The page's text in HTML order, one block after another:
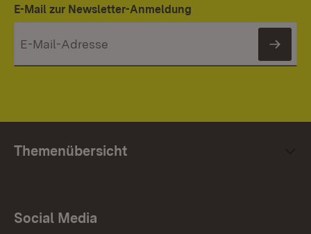
E-Mail zur Newsletter-Anmeldung
Themenübersicht
Social Media